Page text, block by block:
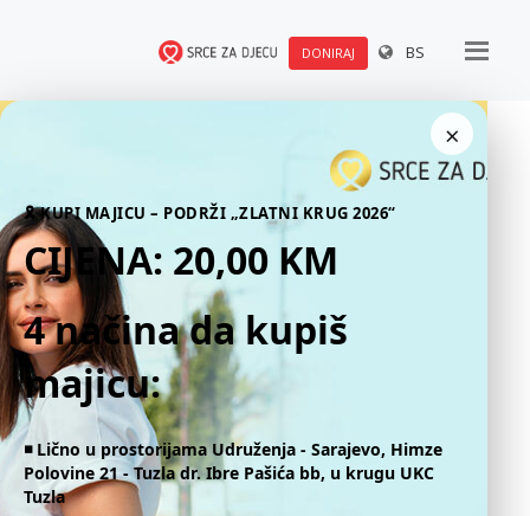
DONIRAJ BS
×
🎗 KUPI MAJICU – PODRŽI „ZLATNI KRUG 2026“
CIJENA: 20,00 KM
4 načina da kupiš
majicu:
◾️ Lično u prostorijama Udruženja - Sarajevo, Himze
Polovine 21 - Tuzla dr. Ibre Pašića bb, u krugu UKC
Tuzla
Miran Fabian, Enko Alić, Reflex Mostar
https://www.instagram.com/p/DEe0GaPoA6i/